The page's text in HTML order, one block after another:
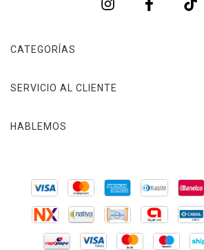
CATEGORÍAS
SERVICIO AL CLIENTE
HABLEMOS